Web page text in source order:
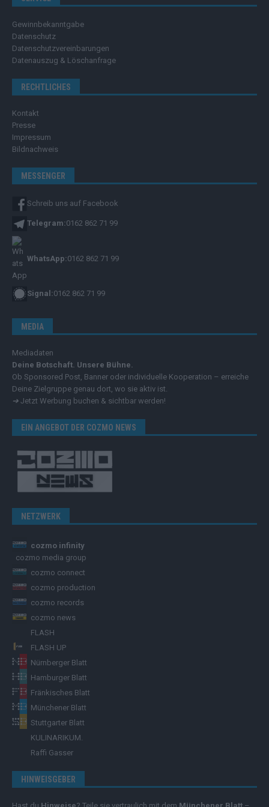
Gewinnbekanntgabe
Datenschutz
Datenschutzvereinbarungen
Datenauszug & Löschanfrage
RECHTLICHES
Kontakt
Presse
Impressum
Bildnachweis
MESSENGER
Schreib uns auf Facebook
Telegram:0162 862 71 99
WhatsApp:0162 862 71 99
Signal:0162 862 71 99
MEDIA
Mediadaten
Deine Botschaft. Unsere Bühne.
Ob Sponsored Post, Banner oder individuelle Kooperation – erreiche
Deine Zielgruppe genau dort, wo sie aktiv ist.
➔ Jetzt Werbung buchen & sichtbar werden!
EIN ANGEBOT DER COZMO NEWS
NETZWERK
cozmo infinity
cozmo media group
cozmo connect
cozmo production
cozmo records
cozmo news
FLASH
FLASH UP
Nürnberger Blatt
Hamburger Blatt
Fränkisches Blatt
Münchener Blatt
Stuttgarter Blatt
KULINARIKUM.
Raffi Gasser
HINWEISGEBER